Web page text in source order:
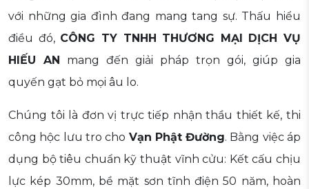
với những gia đình đang mang tang sự. Thấu hiểu
điều đó, CÔNG TY TNHH THƯƠNG MẠI DỊCH VỤ
HIẾU AN
mang đến giải pháp trọn gói, giúp gia
quyến gạt bỏ mọi âu lo.
Chúng tôi là đơn vị trực tiếp nhận thầu thiết kế, thi
công hộc lưu tro cho Vạn Phật Đường. Bằng việc áp
dụng bộ tiêu chuẩn kỹ thuật vĩnh cửu: Kết cấu chịu
lực kép 30mm, bề mặt sơn tĩnh điện 50 năm, hoàn